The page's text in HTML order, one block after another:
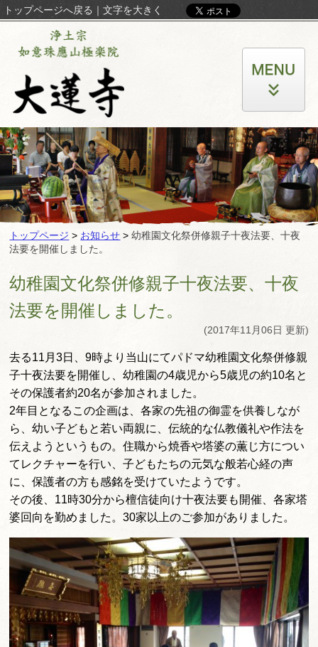
トップページへ戻る ｜ 文字を大きく
トップページ > お知らせ >幼稚園文化祭併修親子十夜法要、十夜
法要を開催しました。
幼稚園文化祭併修親子十夜法要、十夜
法要を開催しました。
(2017年11月06日 更新)
去る11月3日、9時より当山にてパドマ幼稚園文化祭併修親
子十夜法要を開催し、幼稚園の4歳児から5歳児の約10名と
その保護者約20名が参加されました。
2年目となるこの企画は、各家の先祖の御霊を供養しなが
ら、幼い子どもと若い両親に、伝統的な仏教儀礼や作法を
伝えようというもの。住職から焼香や塔婆の薫じ方につい
てレクチャーを行い、子どもたちの元気な般若心経の声
に、保護者の方も感銘を受けていたようです。
その後、11時30分から檀信徒向け十夜法要も開催、各家塔
婆回向を勤めました。30家以上のご参加がありました。